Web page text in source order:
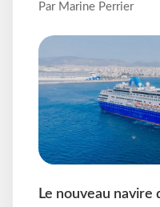
Par Marine Perrier
Le nouveau navire